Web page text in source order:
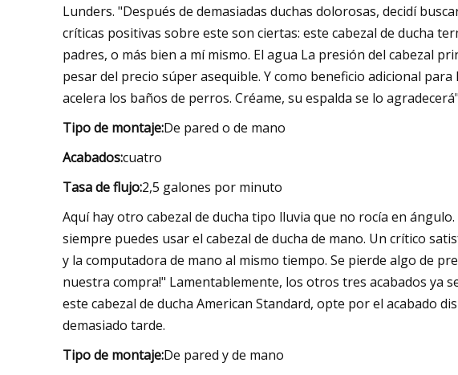
Lunders. "Después de demasiadas duchas dolorosas, decidí
críticas positivas sobre este son ciertas: este cabezal de ducha
padres, o más bien a mí mismo. El agua La presión del cabezal
pesar del precio súper asequible. Y como beneficio adicional
acelera los baños de perros. Créame, su espalda se lo
Tipo de montaje:De pared o de mano
Acabados:cuatro
Tasa de flujo:2,5 galones por minuto
Aquí hay otro cabezal de ducha tipo lluvia que no rocía en
siempre puedes usar el cabezal de ducha de mano. Un crítico
y la computadora de mano al mismo tiempo. Se pierde algo de
nuestra compra!" Lamentablemente, los otros tres acabados ya
este cabezal de ducha American Standard, opte por el acabado
demasiado tarde.
Tipo de montaje:De pared y de mano